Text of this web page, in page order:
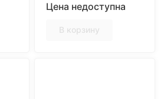
(Чай с лаймом)
Цена недоступна
В корзину